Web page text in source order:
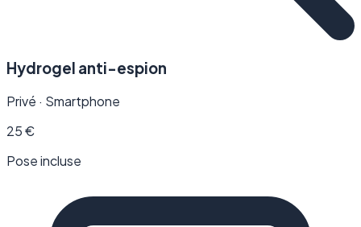
Hydrogel anti-espion
Privé · Smartphone
25€
Pose incluse